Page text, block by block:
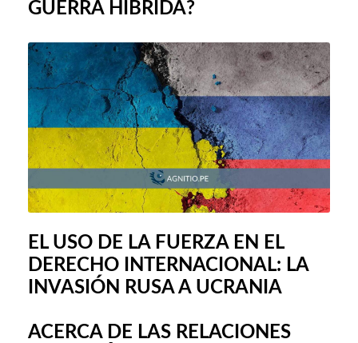
GUERRA HÍBRIDA?
EL USO DE LA FUERZA EN EL
DERECHO INTERNACIONAL: LA
INVASIÓN RUSA A UCRANIA
ACERCA DE LAS RELACIONES